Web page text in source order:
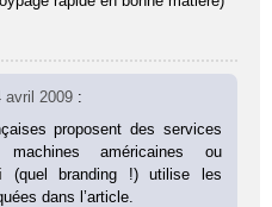
avril 2009 :
proposent des services
américaines ou
(quel branding !) utilise les
dans l’article.